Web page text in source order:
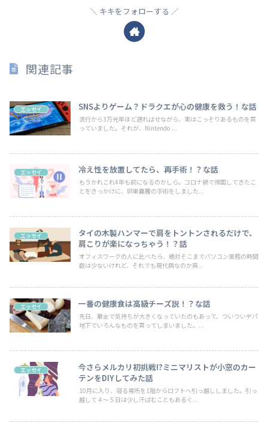
キキをフォローする
関連記事
エッセイ SNSよりゲーム？ドラクエが心の健康を救う！な話
流行から3万光年ほど遅ればせながら、実はこっそりあるものを買
っていました。それが、Nintendo ...
エッセイ 冷え性を放置してたら、再手術！？な話
もうかれこれ4年も前になるのかしら。コロナ禍で帰国してきたこ
とをきっかけに、卵巣嚢腫の手術をしました...
エッセイ
タイの木製ハンマーで肩をトントンされるだけで、
肩こりが楽になっちゃう！？話
オフィスワークの人に比べたら、絶対そこまでパソコン業務の時間
数は少ないけれど、それでも現代病なのか肩...
エッセイ 一番の健康食は高級チーズ説！？な話
先日、華金で気持ちが大きくなっていたのもあって、ついついデパ
地下でいろんなものを買ってしまいました。...
エッセイ
今さらメルカリ初挑戦!?ミニマリストが小窓のカー
テンをDIYしてみた話
10月に入り、寝る場所を1階からロフトへ引っ越ししました。引っ
越して４～５日は少し汗ばむこともあるぐ...